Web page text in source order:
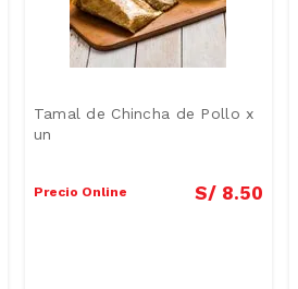
Tamal de Chincha de Pollo x
un
Precio Online S/ 8.50